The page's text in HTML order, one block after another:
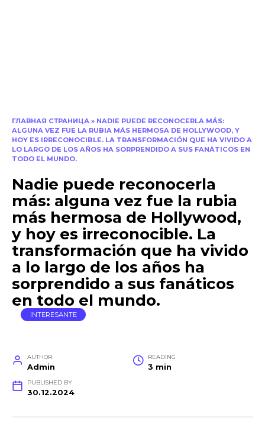
ГЛАВНАЯ СТРАНИЦА » NADIE PUEDE RECONOCERLA MÁS:
ALGUNA VEZ FUE LA RUBIA MÁS HERMOSA DE HOLLYWOOD, Y
HOY ES IRRECONOCIBLE. LA TRANSFORMACIÓN QUE HA VIVIDO A
LO LARGO DE LOS AÑOS HA SORPRENDIDO A SUS FANÁTICOS EN
TODO EL MUNDO.
Nadie puede reconocerla
más: alguna vez fue la rubia
más hermosa de Hollywood,
y hoy es irreconocible. La
transformación que ha vivido
a lo largo de los años ha
sorprendido a sus fanáticos
en todo el mundo.
INTERESANTE
AUTHOR
Admin
READING
3 min
PUBLISHED BY
30.12.2024